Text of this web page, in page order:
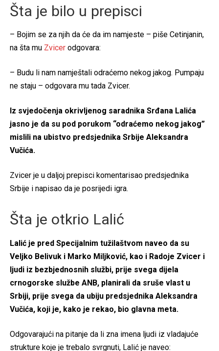
Šta je bilo u prepisci
– Bojim se za njih da će da im namjeste – piše Cetinjanin,
na šta mu Zvicer odgovara:
– Budu li nam namještali odraćemo nekog jakog. Pumpaju
ne staju – odgovara mu tada Zvicer.
Iz svjedočenja okrivljenog saradnika Srđana Lalića
jasno je da su pod porukom “odraćemo nekog jakog”
mislili na ubistvo predsjednika Srbije Aleksandra
Vučića.
Zvicer je u daljoj prepisci komentarisao predsjednika
Srbije i napisao da je posrijedi igra.
Šta je otkrio Lalić
Lalić je pred Specijalnim tužilaštvom naveo da su
Veljko Belivuk i Marko Miljković, kao i Radoje Zvicer i
ljudi iz bezbjednosnih službi, prije svega dijela
crnogorske službe ANB, planirali da sruše vlast u
Srbiji, prije svega da ubiju predsjednika Aleksandra
Vučića, koji je, kako je rekao, bio glavna meta.
Odgovarajući na pitanje da li zna imena ljudi iz vladajuće
strukture koje je trebalo svrgnuti, Lalić je naveo: